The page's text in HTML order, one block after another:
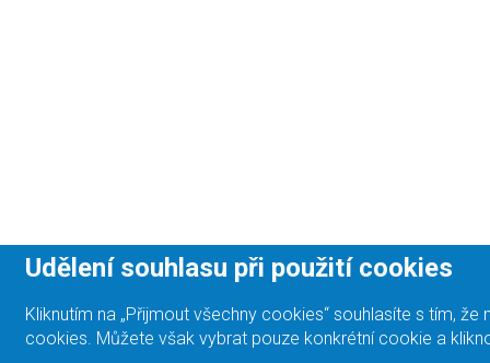
Udělení souhlasu při použití cookies
Kliknutím na „Přijmout všechny cookies“ souhlasíte s tím,
cookies. Můžete však vybrat pouze konkrétní cookie a